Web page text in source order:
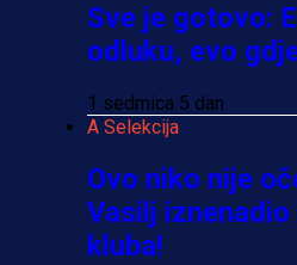
Sve je gotovo:
odluku, evo
1 sedmica 5 dan
A Selekcija
Ovo niko nije
Vasilj
kluba!